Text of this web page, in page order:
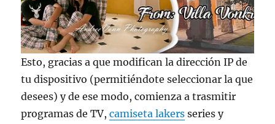
Esto, gracias a que modifican la dirección IP de
tu dispositivo (permitiéndote seleccionar la que
desees) y de ese modo, comienza a trasmitir
programas de TV,camiseta lakers series y